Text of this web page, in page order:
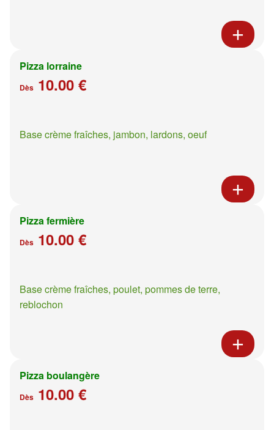
Pizza lorraine
Dès 10.00 €
Base crème fraîches, jambon, lardons, oeuf
Pizza fermière
Dès 10.00 €
Base crème fraîches, poulet, pommes de terre,
reblochon
Pizza boulangère
Dès 10.00 €